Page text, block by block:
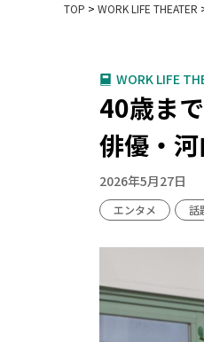
TOP WORK LIFE THEATER
WORK LIFE
40歳ま
俳優・
2026年5月27日
エンタメ 話